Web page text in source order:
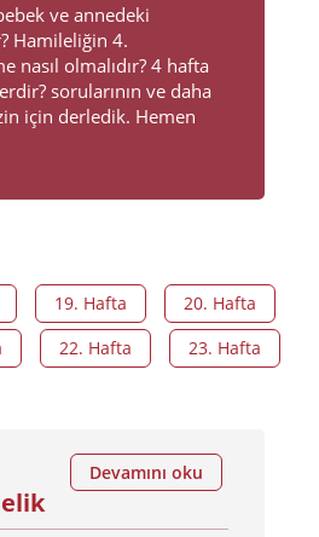
ve annedeki
Hamileliğin 4.
nasıl olmalıdır? 4 hafta
sorularının ve daha
için derledik. Hemen
Devamını oku
19. Hafta
20. Hafta
22. Hafta 23. Hafta